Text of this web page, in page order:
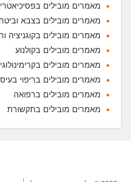
מאמרים מובילים
מאמרים מובילים בצבא
מאמרים מובילים בקוגניציה
מאמרים מובילים בקולנוע
מאמרים מובילים
מאמרים מובילים בריפוי
מאמרים מובילים ברפואה
מאמרים מובילים בתקשורת